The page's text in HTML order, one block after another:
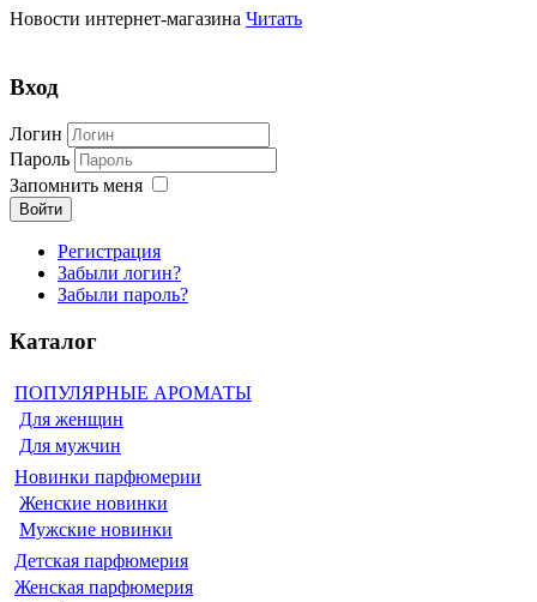
Новости интернет-магазина Читать
Вход
Логин
Пароль
Запомнить меня
Войти
Регистрация
Забыли логин?
Забыли пароль?
Каталог
ПОПУЛЯРНЫЕ АРОМАТЫ
Для женщин
Для мужчин
Новинки парфюмерии
Женские новинки
Мужские новинки
Детская парфюмерия
Женская парфюмерия